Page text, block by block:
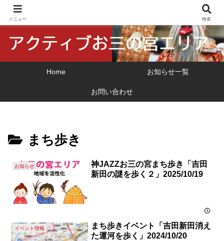
横浜市 関外・お三の宮地区の地域振興
Home お知らせ一覧
お問い合わせ
まち歩き
お知らせ
神JAZZお三の宮まち歩き「吉田
新田の謎を歩く２」2025/10/19
イベント情報
まち歩きイベント「吉田新田消え
た運河を歩く」2024/10/20
メニュー 検索